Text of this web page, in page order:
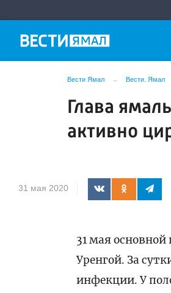
Вести Ямал Вести. Ямал
Глава
активно
31 мая 2020
31 мая
Уренгой. За
инфекции. У